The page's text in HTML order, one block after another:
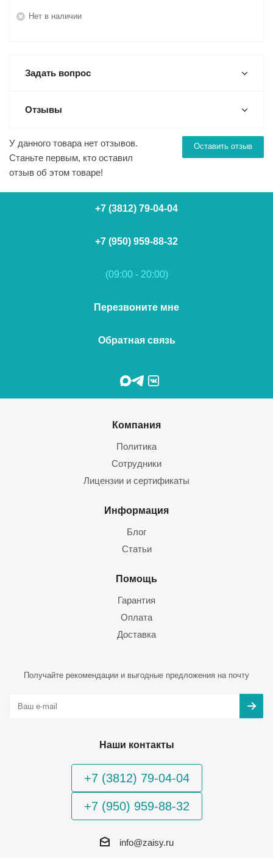
Нет в наличии
Задать вопрос
Отзывы
Оставить отзыв
У данного товара нет отзывов.
Станьте первым, кто оставил
отзыв об этом товаре!
+7 (3812) 79-04-04
+7 (950) 959-88-32
(09:00 - 20:00)
Перезвоните мне
Обратная связь
Компания
Политика
Сотрудники
Лицензии и сертификаты
Информация
Блог
Статьи
Помощь
Гарантия
Оплата
Доставка
Получайте рекомендации и выгодные предложения на почту
Наши контакты
+7 (3812) 79-04-04
+7 (950) 959-88-32
info@zaisy.ru